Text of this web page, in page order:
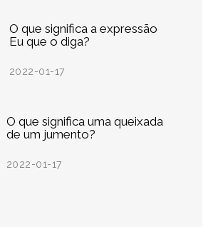
O que significa a expressão
Eu que o diga?
2022-01-17
O que significa uma queixada
de um jumento?
2022-01-17